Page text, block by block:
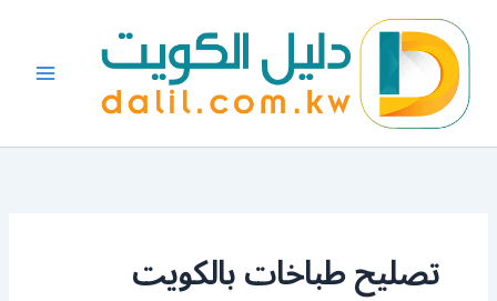
المحتوى
تصليح طباخات بالكويت